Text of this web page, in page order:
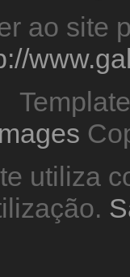
ao site
utiliza